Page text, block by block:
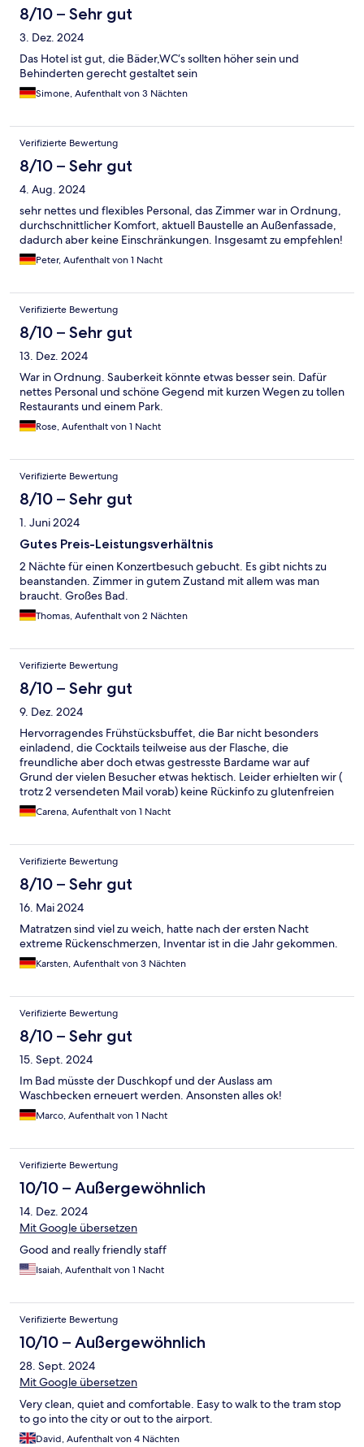
8/10 – Sehr gut
3. Dez. 2024
Das Hotel ist gut, die Bäder,WC‘s sollten höher sein und
Behinderten gerecht gestaltet sein
Simone, Aufenthalt von 3 Nächten
Verifizierte Bewertung
8/10 – Sehr gut
4. Aug. 2024
sehr nettes und flexibles Personal, das Zimmer war in Ordnung,
durchschnittlicher Komfort, aktuell Baustelle an Außenfassade,
dadurch aber keine Einschränkungen. Insgesamt zu empfehlen!
Peter, Aufenthalt von 1 Nacht
Verifizierte Bewertung
8/10 – Sehr gut
13. Dez. 2024
War in Ordnung. Sauberkeit könnte etwas besser sein. Dafür
nettes Personal und schöne Gegend mit kurzen Wegen zu tollen
Restaurants und einem Park.
Rose, Aufenthalt von 1 Nacht
Verifizierte Bewertung
8/10 – Sehr gut
1. Juni 2024
Gutes Preis-Leistungsverhältnis
2 Nächte für einen Konzertbesuch gebucht. Es gibt nichts zu
beanstanden. Zimmer in gutem Zustand mit allem was man
braucht. Großes Bad.
Thomas, Aufenthalt von 2 Nächten
Verifizierte Bewertung
8/10 – Sehr gut
9. Dez. 2024
Hervorragendes Frühstücksbuffet, die Bar nicht besonders
einladend, die Cocktails teilweise aus der Flasche, die
freundliche aber doch etwas gestresste Bardame war auf
Grund der vielen Besucher etwas hektisch. Leider erhielten wir (
trotz 2 versendeten Mail vorab) keine Rückinfo zu glutenfreien
Backwaren zum Frühstück, war aber vorhanden.
Carena, Aufenthalt von 1 Nacht
Verifizierte Bewertung
8/10 – Sehr gut
16. Mai 2024
Matratzen sind viel zu weich, hatte nach der ersten Nacht
extreme Rückenschmerzen, Inventar ist in die Jahr gekommen.
Karsten, Aufenthalt von 3 Nächten
Verifizierte Bewertung
8/10 – Sehr gut
15. Sept. 2024
Im Bad müsste der Duschkopf und der Auslass am
Waschbecken erneuert werden. Ansonsten alles ok!
Marco, Aufenthalt von 1 Nacht
Verifizierte Bewertung
10/10 – Außergewöhnlich
14. Dez. 2024
Mit Google übersetzen
Good and really friendly staff
Isaiah, Aufenthalt von 1 Nacht
Verifizierte Bewertung
10/10 – Außergewöhnlich
28. Sept. 2024
Mit Google übersetzen
Very clean, quiet and comfortable. Easy to walk to the tram stop
to go into the city or out to the airport.
David, Aufenthalt von 4 Nächten